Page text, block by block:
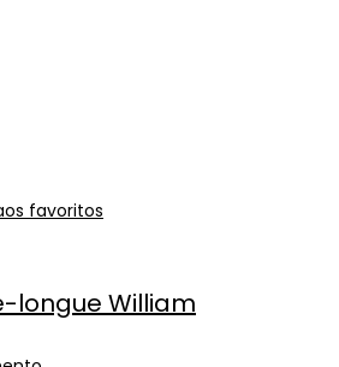
favoritos
longue William